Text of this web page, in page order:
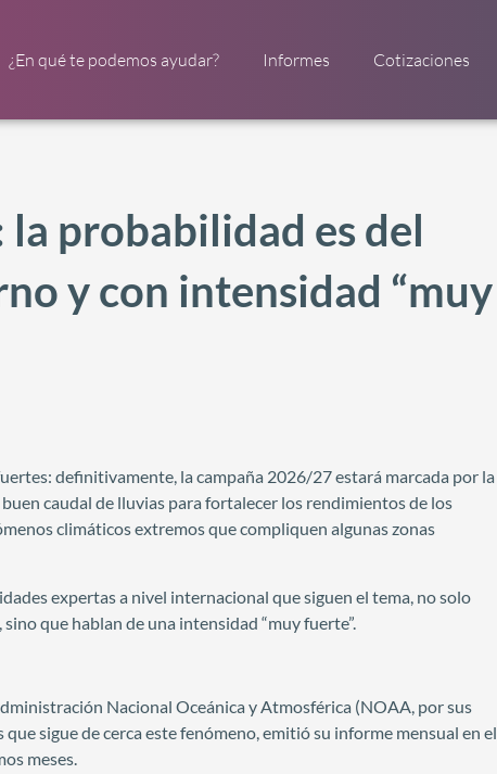
¿En qué te podemos ayudar? Informes Cotizaciones
probabilidad es del
y con intensidad “muy
definitivamente, la campaña 2026/27 estará marcada por la
caudal de lluvias para fortalecer los rendimientos de los
climáticos extremos que compliquen algunas zonas
expertas a nivel internacional que siguen el tema, no solo
que hablan de una intensidad “muy fuerte”.
Nacional Oceánica y Atmosférica (NOAA, por sus
sigue de cerca este fenómeno, emitió su informe mensual en el
meses.